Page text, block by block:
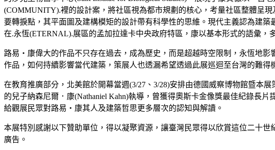
(COMMUNITY).裡的設計案，將社區視為都市規劃的核心，考量社區整體呈
要轉捩點，其平面圖及建構模矩的設計帶有科學性的思維。現代主義認為建
在.永恆(ETERNAL).展區的孟加拉達卡中央政府特區，康以基本形式的語彙
路易‧康偉大的作品不只存在過去，成為歷史，而是超越時空限制，永恆地
作品，如何持續影響當代建築，策展人也透漏希望透過此展巡迴至台灣的難
在教育推廣部分，北美館於開幕當週(3/27、3/28)安排由德國威察博物館暨本
的兒子納森尼爾．康(Nathaniel Kahn)執導，曾獲得奧斯卡金像獎最佳紀錄長片
給觀展民眾對路易‧康其人及建築哲思更多層次的認知與解讀。
本展特別感謝以下贊助單位，得以凝聚資源，讓臺灣民眾得以欣賞這位二十
廣告。